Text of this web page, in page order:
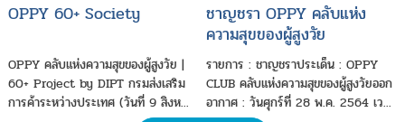
OPPY 60+ Society
OPPY คลับแห่งความสุขของผู้สูงวัย |
60+ Project by DIPT กรมส่งเสริม
การค้าระหว่างประเทศ (วันที่ 9 สิงห...
ชาญชรา OPPY คลับแห่ง
ความสุขของผู้สูงวัย
รายการ : ชาญชราประเด็น : OPPY
CLUB คลับแห่งความสุขของผู้สูงวัยออก
อากาศ : วันศุกร์ที่ 28 พ.ค. 2564 เว...